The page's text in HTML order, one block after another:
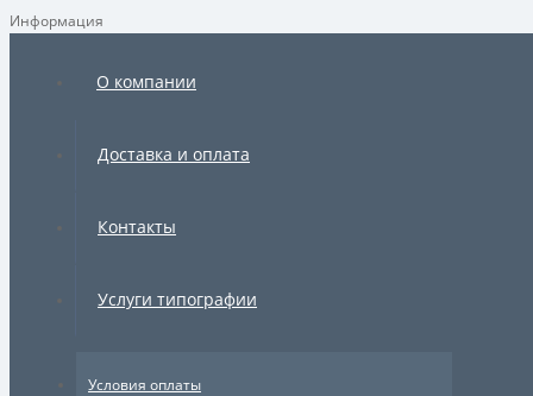
Информация ×
О компании
Доставка и оплата
Контакты
Услуги типографии
Условия оплаты